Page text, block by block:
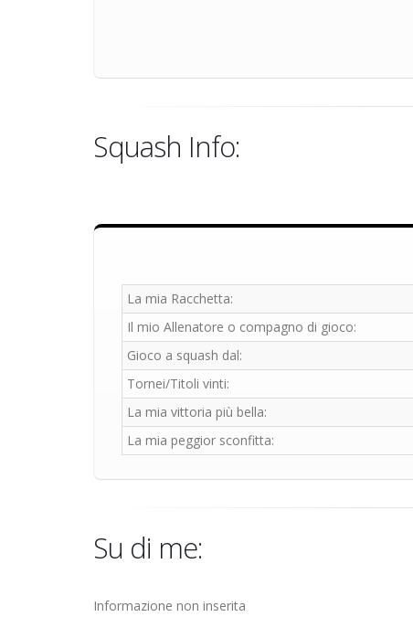
Squash Info:
La mia Racchetta:
Il mio Allenatore o compagno di gioco:
Gioco a squash dal:
Tornei/Titoli vinti:
La mia vittoria più bella:
La mia peggior sconfitta:
Su di me:
Informazione non inserita